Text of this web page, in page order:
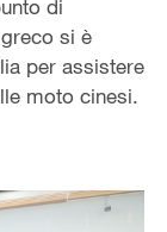
di
si è
per assistere
moto cinesi.